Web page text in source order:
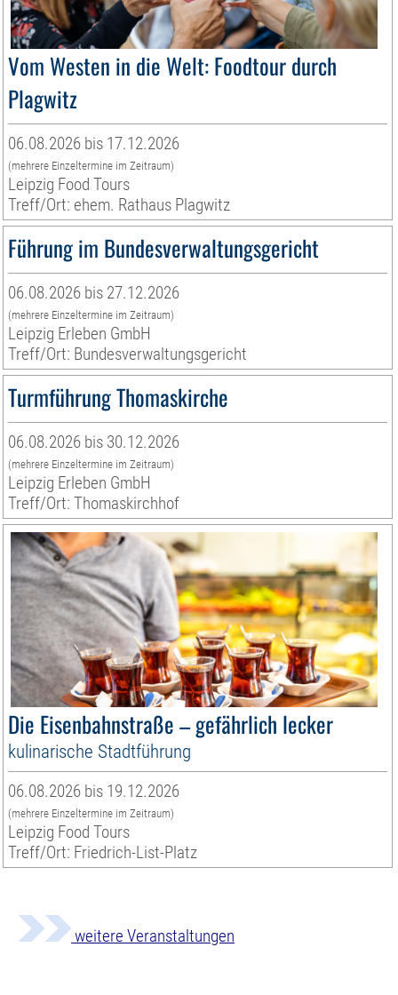
Vom Westen in die Welt: Foodtour durch
Plagwitz
06.08.2026 bis 17.12.2026
(mehrere Einzeltermine im Zeitraum)
Leipzig Food Tours
Treff/Ort: ehem. Rathaus Plagwitz
Führung im Bundesverwaltungsgericht
06.08.2026 bis 27.12.2026
(mehrere Einzeltermine im Zeitraum)
Leipzig Erleben GmbH
Treff/Ort: Bundesverwaltungsgericht
Turmführung Thomaskirche
06.08.2026 bis 30.12.2026
(mehrere Einzeltermine im Zeitraum)
Leipzig Erleben GmbH
Treff/Ort: Thomaskirchhof
Die Eisenbahnstraße – gefährlich lecker
kulinarische Stadtführung
06.08.2026 bis 19.12.2026
(mehrere Einzeltermine im Zeitraum)
Leipzig Food Tours
Treff/Ort: Friedrich-List-Platz
weitere Veranstaltungen